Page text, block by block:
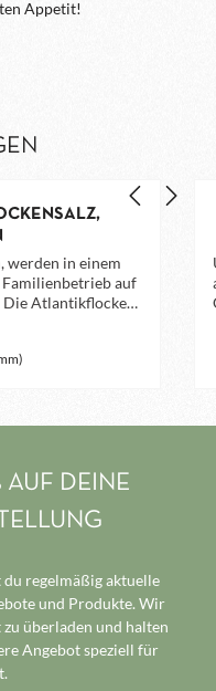
Appetit!
werden in einem
auf
Die Atlantikflocken
sie nicht nur für
auch für
AUF DEINE
regelmäßig aktuelle
und Produkte. Wir
überladen und halten
Angebot speziell für